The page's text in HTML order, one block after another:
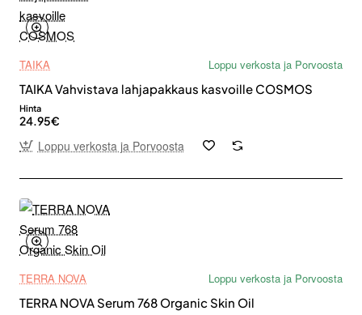
TAIKA
Loppu verkosta ja Porvoosta
TAIKA Vahvistava lahjapakkaus kasvoille COSMOS
Hinta
24.95€
Loppu verkosta ja Porvoosta
TERRA NOVA
Loppu verkosta ja Porvoosta
TERRA NOVA Serum 768 Organic Skin Oil